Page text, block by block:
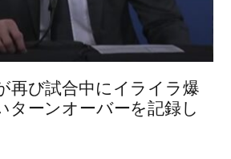
再び試合中にイライラ爆
ターンオーバーを記録し